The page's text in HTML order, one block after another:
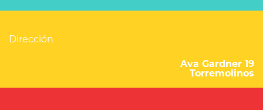
Dirección
Ava Gardner 19
Torremolinos